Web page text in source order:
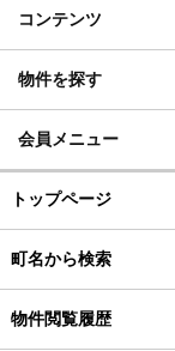
コンテンツ
物件を探す
会員メニュー
トップページ
町名から検索
物件閲覧履歴